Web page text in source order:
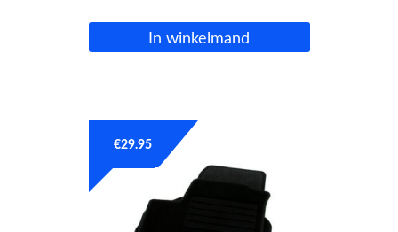
In winkelmand
€29.95